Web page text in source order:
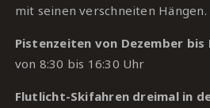
mit seinen verschneiten Hängen.
Pistenzeiten von Dezember bis
von 8:30 bis 16:30 Uhr
Flutlicht-Skifahren dreimal in